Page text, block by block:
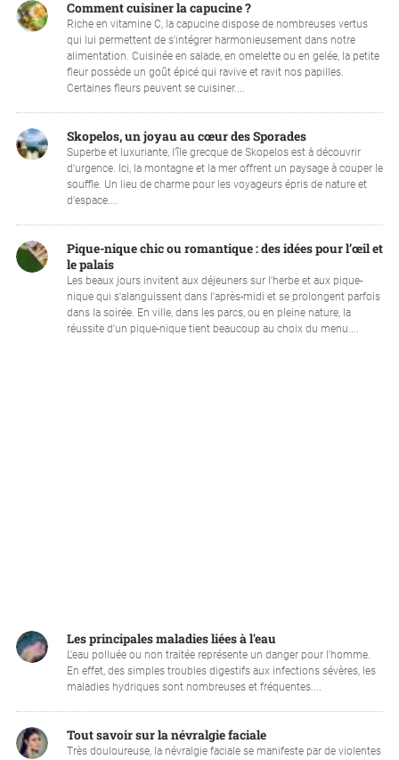
Comment cuisiner la capucine ?
Riche en vitamine C, la capucine dispose de nombreuses vertus
qui lui permettent de s'intégrer harmonieusement dans notre
alimentation. Cuisinée en salade, en omelette ou en gelée, la petite
fleur possède un goût épicé qui ravive et ravit nos papilles.
Certaines fleurs peuvent se cuisiner....
Skopelos, un joyau au cœur des Sporades
Superbe et luxuriante, l’île grecque de Skopelos est à découvrir
d'urgence. Ici, la montagne et la mer offrent un paysage à couper le
souffle. Un lieu de charme pour les voyageurs épris de nature et
d'espace....
Pique-nique chic ou romantique : des idées pour l’œil et
le palais
Les beaux jours invitent aux déjeuners sur l'herbe et aux pique-
nique qui s'alanguissent dans l'après-midi et se prolongent parfois
dans la soirée. En ville, dans les parcs, ou en pleine nature, la
réussite d'un pique-nique tient beaucoup au choix du menu....
Les principales maladies liées à l'eau
L'eau polluée ou non traitée représente un danger pour l'homme.
En effet, des simples troubles digestifs aux infections sévères, les
maladies hydriques sont nombreuses et fréquentes....
Tout savoir sur la névralgie faciale
Très douloureuse, la névralgie faciale se manifeste par de violentes